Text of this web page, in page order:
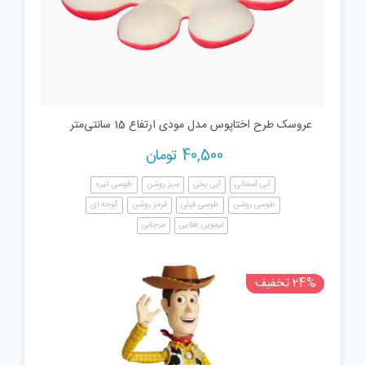
عروسک طرح اختاپوس مدل مودی ارتفاع 15 سانتی‌متر
40,500 تومان
آبی آسمانی آبی یخی سبز روشن
طوسی تیره
طوسی روشن
طوسی فیلی قرمز روشن
گوجه ای
لیمویی طلایی
مرجانی
24% تخفیف